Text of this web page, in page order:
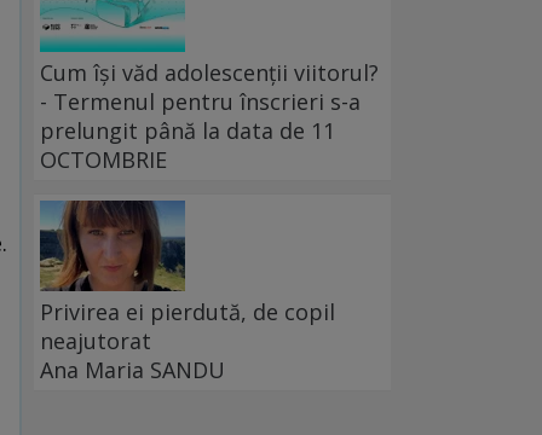
Cum își văd adolescenții viitorul?
- Termenul pentru înscrieri s-a
prelungit până la data de 11
OCTOMBRIE
Privirea ei pierdută, de copil
neajutorat
Ana Maria SANDU